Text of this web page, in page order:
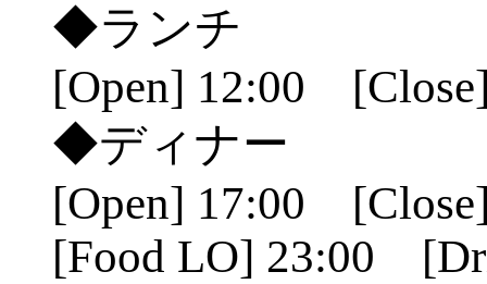
◆ランチ
[Open] 12:00
◆ディナー
[Open] 17:00
[Food LO] 23:00